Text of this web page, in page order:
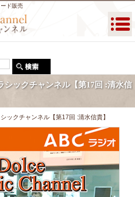
ド販売
シックチャンネル【第17回 :清水信
ックチャンネル【第17回 :清水信貴】